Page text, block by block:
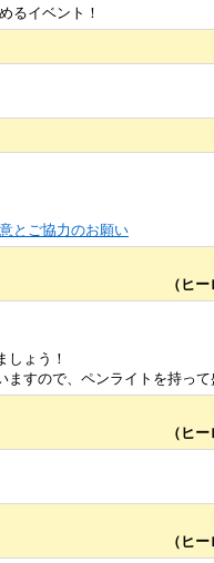
るイベント！
とご協力のお願い
（ヒ
ょう！
すので、ペンライトを持って
（ヒ
（ヒ